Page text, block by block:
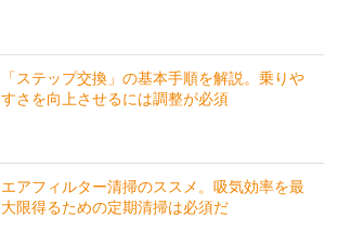
「ステップ交換」の基本手順を解説。乗りや
すさを向上させるには調整が必須
エアフィルター清掃のススメ。吸気効率を最
大限得るための定期清掃は必須だ